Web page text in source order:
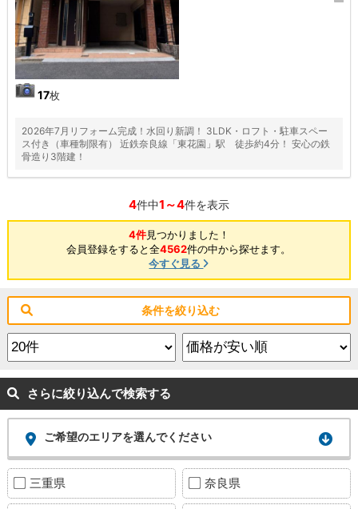
17枚
2026年7月リフォーム完成！水回り新調！ 3LDK・ロフト・駐車スペー
ス付き（車種制限有） 近鉄奈良線「東花園」駅 徒歩約4分！ 安心の鉄
骨造り3階建！
4件中1～4件を表示
4件見つかりました！
会員登録をすると全4562件の中から探せます。
今すぐ見る
条件を絞り込む
さらに絞り込んで検索する
ご希望のエリアを選んでください
三重県 奈良県